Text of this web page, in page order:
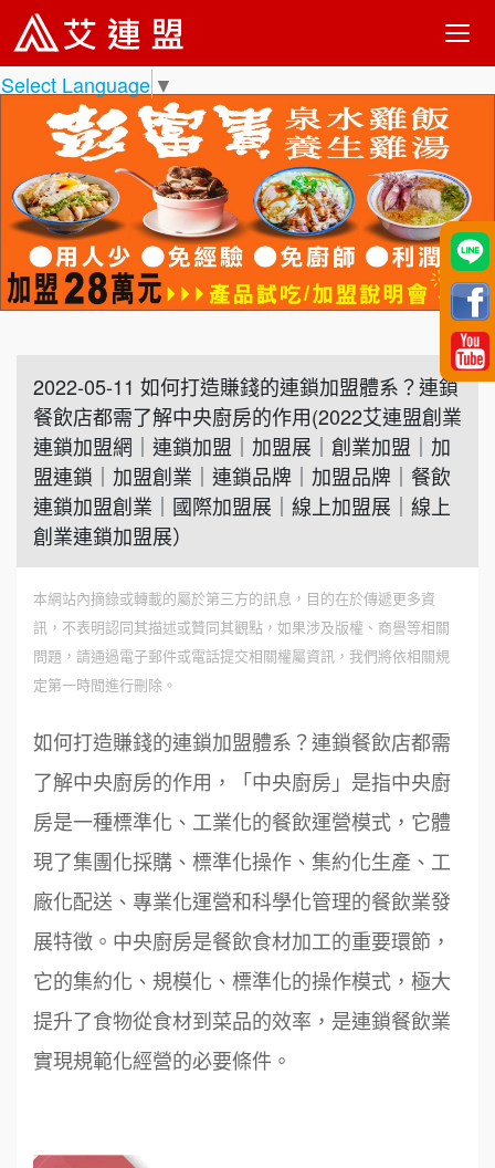
Select Language ▼
2022-05-11 如何打造賺錢的連鎖加盟體系？連鎖
餐飲店都需了解中央廚房的作用(2022艾連盟創業
連鎖加盟網｜連鎖加盟｜加盟展｜創業加盟｜加
盟連鎖｜加盟創業｜連鎖品牌｜加盟品牌｜餐飲
連鎖加盟創業｜國際加盟展｜線上加盟展｜線上
創業連鎖加盟展）
本網站內摘錄或轉載的屬於第三方的訊息，目的在於傳遞更多資
訊，不表明認同其描述或贊同其觀點，如果涉及版權、商譽等相關
問題，請通過電子郵件或電話提交相關權屬資訊，我們將依相關規
定第一時間進行刪除。
如何打造賺錢的連鎖加盟體系？連鎖餐飲店都需
了解中央廚房的作用，「中央廚房」是指中央廚
房是一種標準化、工業化的餐飲運營模式，它體
現了集團化採購、標準化操作、集約化生產、工
廠化配送、專業化運營和科學化管理的餐飲業發
展特徵。中央廚房是餐飲食材加工的重要環節，
它的集約化、規模化、標準化的操作模式，極大
提升了食物從食材到菜品的效率，是連鎖餐飲業
實現規範化經營的必要條件。